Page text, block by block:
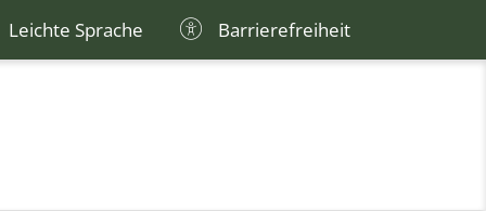
Leichte Sprache Barrierefreiheit